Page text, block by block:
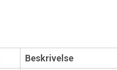
Beskrivelse